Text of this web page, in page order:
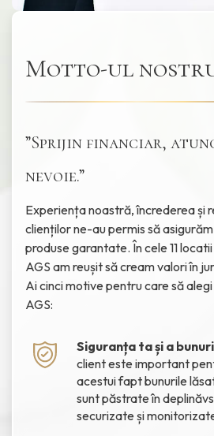
Motto-ul
”Sprijin financiar,
nevoie.”
Experiența noastră, încrederea și
clienților ne-au permis să
produse garantate. În cele 11
AGS am reușit să cream valori în
Ai cinci motive pentru care să
AGS:
Siguranța ta și a
client este important
acestui fapt bunurile
sunt păstrate în
securizate și